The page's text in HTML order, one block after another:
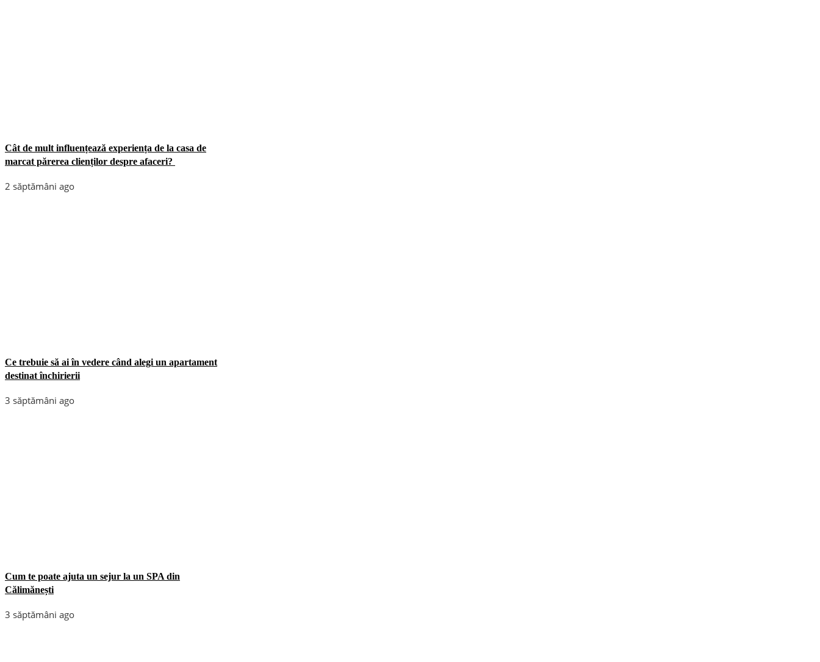
Cât de mult influențează experiența de la casa de
marcat părerea clienților despre afaceri?
2 săptămâni ago
Ce trebuie să ai în vedere când alegi un apartament
destinat închirierii
3 săptămâni ago
Cum te poate ajuta un sejur la un SPA din
Călimănești
3 săptămâni ago